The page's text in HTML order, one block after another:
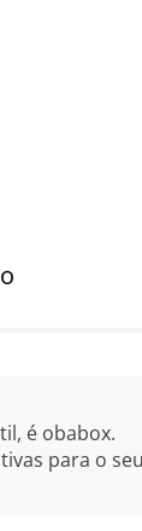
é obabox.
para o